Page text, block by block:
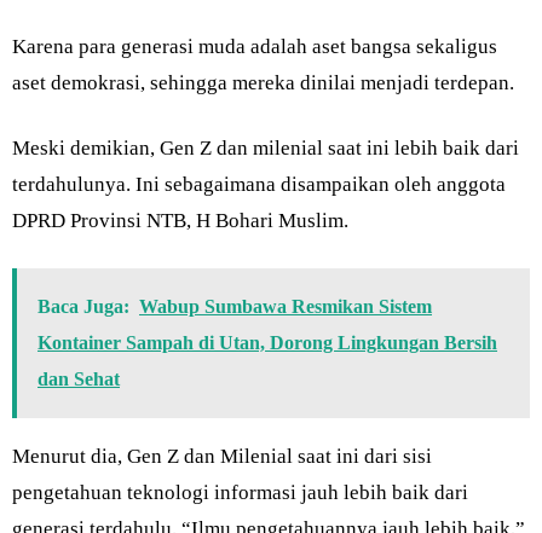
Karena para generasi muda adalah aset bangsa sekaligus
aset demokrasi, sehingga mereka dinilai menjadi terdepan.
Meski demikian, Gen Z dan milenial saat ini lebih baik dari
terdahulunya. Ini sebagaimana disampaikan oleh anggota
DPRD Provinsi NTB, H Bohari Muslim.
Baca Juga: Wabup Sumbawa Resmikan Sistem
Kontainer Sampah di Utan, Dorong Lingkungan Bersih
dan Sehat
Menurut dia, Gen Z dan Milenial saat ini dari sisi
pengetahuan teknologi informasi jauh lebih baik dari
generasi terdahulu. “Ilmu pengetahuannya jauh lebih baik,”